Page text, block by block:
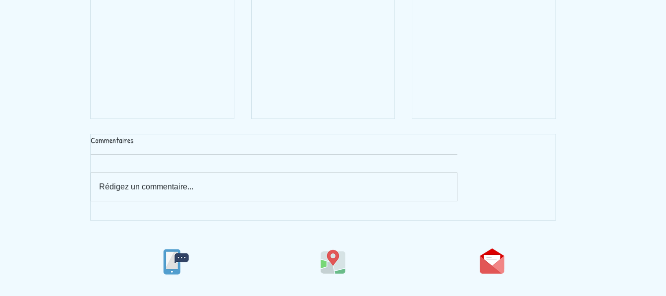
CAT’OLYMPIQUES
Atelier Théâtre des classes de CE
Spectacle de musique + journée
Commentaires
Rédigez un commentaire...